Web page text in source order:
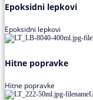
Epoksidni lepkovi
Epoksidni lepkovi
Hitne popravke
Hitne popravke